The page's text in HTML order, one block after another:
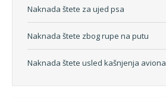
Naknada štete za ujed psa
Naknada štete zbog rupe na putu
Naknada štete usled kašnjenja aviona